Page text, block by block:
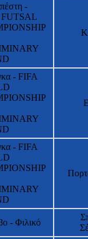
-
- FIFA
- FIFA
- Φιλικό